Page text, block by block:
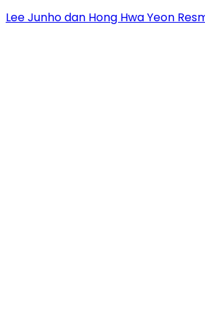
Lee Junho dan Hong Hwa Yeon